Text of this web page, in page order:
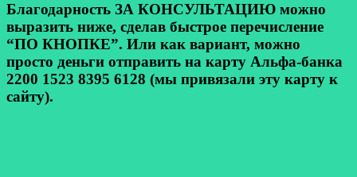
Благодарность ЗА КОНСУЛЬТАЦИЮ можно
выразить ниже, сделав быстрое перечисление
“ПО КНОПКЕ”. Или как вариант, можно
просто деньги отправить на карту Альфа-банка
2200 1523 8395 6128 (мы привязали эту карту к
сайту).